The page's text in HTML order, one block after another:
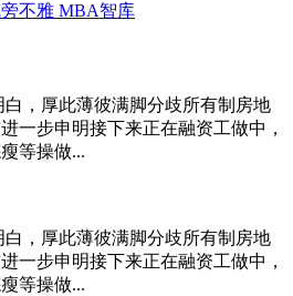
不雅 MBA智库
，厚此薄彼满脚分歧所有制房地
一步申明接下来正在融资工做中，
等操做...
，厚此薄彼满脚分歧所有制房地
一步申明接下来正在融资工做中，
等操做...